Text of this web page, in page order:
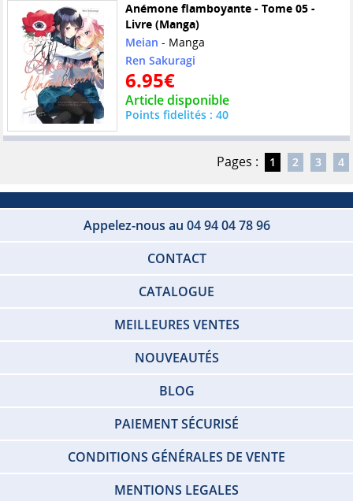
Anémone flamboyante - Tome 05 -
Livre (Manga)
Meian - Manga
Ren Sakuragi
6.95€
Article disponible
Points fidelités : 40
Pages : 1 2 3 4
Appelez-nous au 04 94 04 78 96
CONTACT
CATALOGUE
MEILLEURES VENTES
NOUVEAUTÉS
BLOG
PAIEMENT SÉCURISÉ
CONDITIONS GÉNÉRALES DE VENTE
MENTIONS LEGALES